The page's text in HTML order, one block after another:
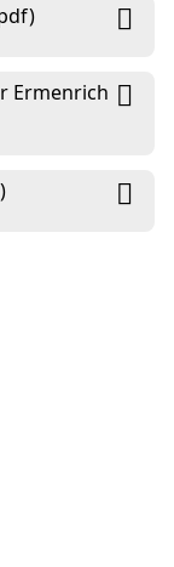
Ermenrich